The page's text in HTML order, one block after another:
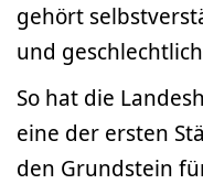
gehört
und
So hat die
eine der ersten
den Grundstein